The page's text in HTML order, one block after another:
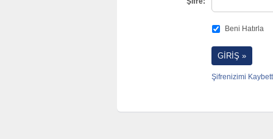
Beni Hatırla
Şifrenizimi